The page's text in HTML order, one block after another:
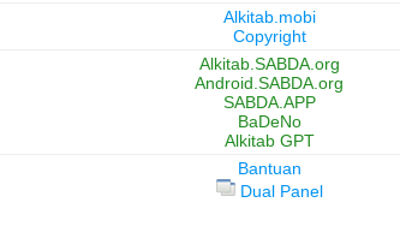
Alkitab.mobi
Copyright
Alkitab.SABDA.org
Android.SABDA.org
SABDA.APP
BaDeNo
Alkitab GPT
Bantuan
Dual Panel